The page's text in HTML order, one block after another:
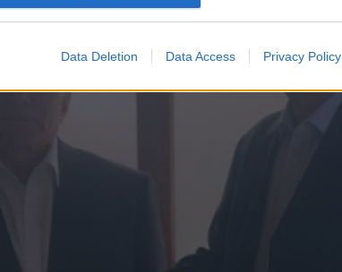
Data Deletion Data Access Privacy Policy